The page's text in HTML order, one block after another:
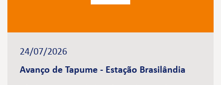
24/07/2026
Avanço de Tapume - Estação Brasilândia